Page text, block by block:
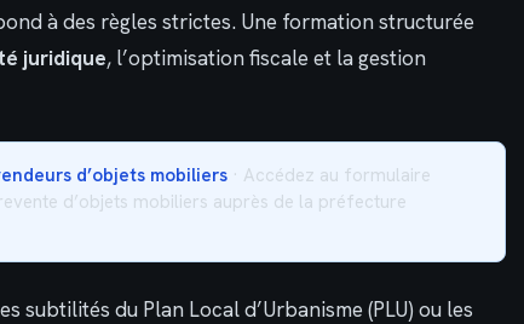
à des règles strictes. Une formation structurée
juridique, l’optimisation fiscale et la gestion
d’objets mobiliers · Accédez au formulaire
d’objets mobiliers auprès de la préfecture
subtilités du Plan Local d’Urbanisme (PLU) ou les